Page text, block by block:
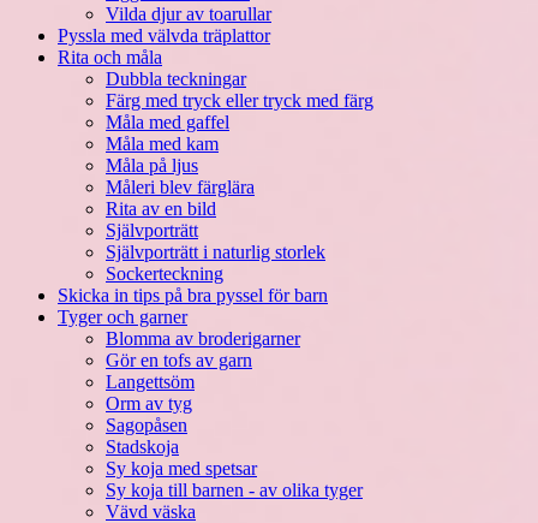
Vilda djur av toarullar
Pyssla med välvda träplattor
Rita och måla
Dubbla teckningar
Färg med tryck eller tryck med färg
Måla med gaffel
Måla med kam
Måla på ljus
Måleri blev färglära
Rita av en bild
Självporträtt
Självporträtt i naturlig storlek
Sockerteckning
Skicka in tips på bra pyssel för barn
Tyger och garner
Blomma av broderigarner
Gör en tofs av garn
Langettsöm
Orm av tyg
Sagopåsen
Stadskoja
Sy koja med spetsar
Sy koja till barnen - av olika tyger
Vävd väska